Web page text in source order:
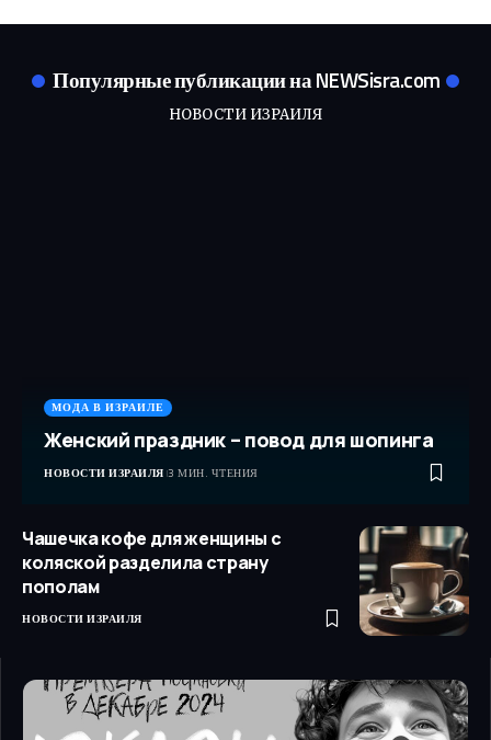
Популярные публикации на NEWSisra.com
НОВОСТИ ИЗРАИЛЯ
МОДА В ИЗРАИЛЕ
Женский праздник – повод для шопинга
НОВОСТИ ИЗРАИЛЯ 3 МИН. ЧТЕНИЯ
Чашечка кофе для женщины с
коляской разделила страну
пополам
НОВОСТИ ИЗРАИЛЯ